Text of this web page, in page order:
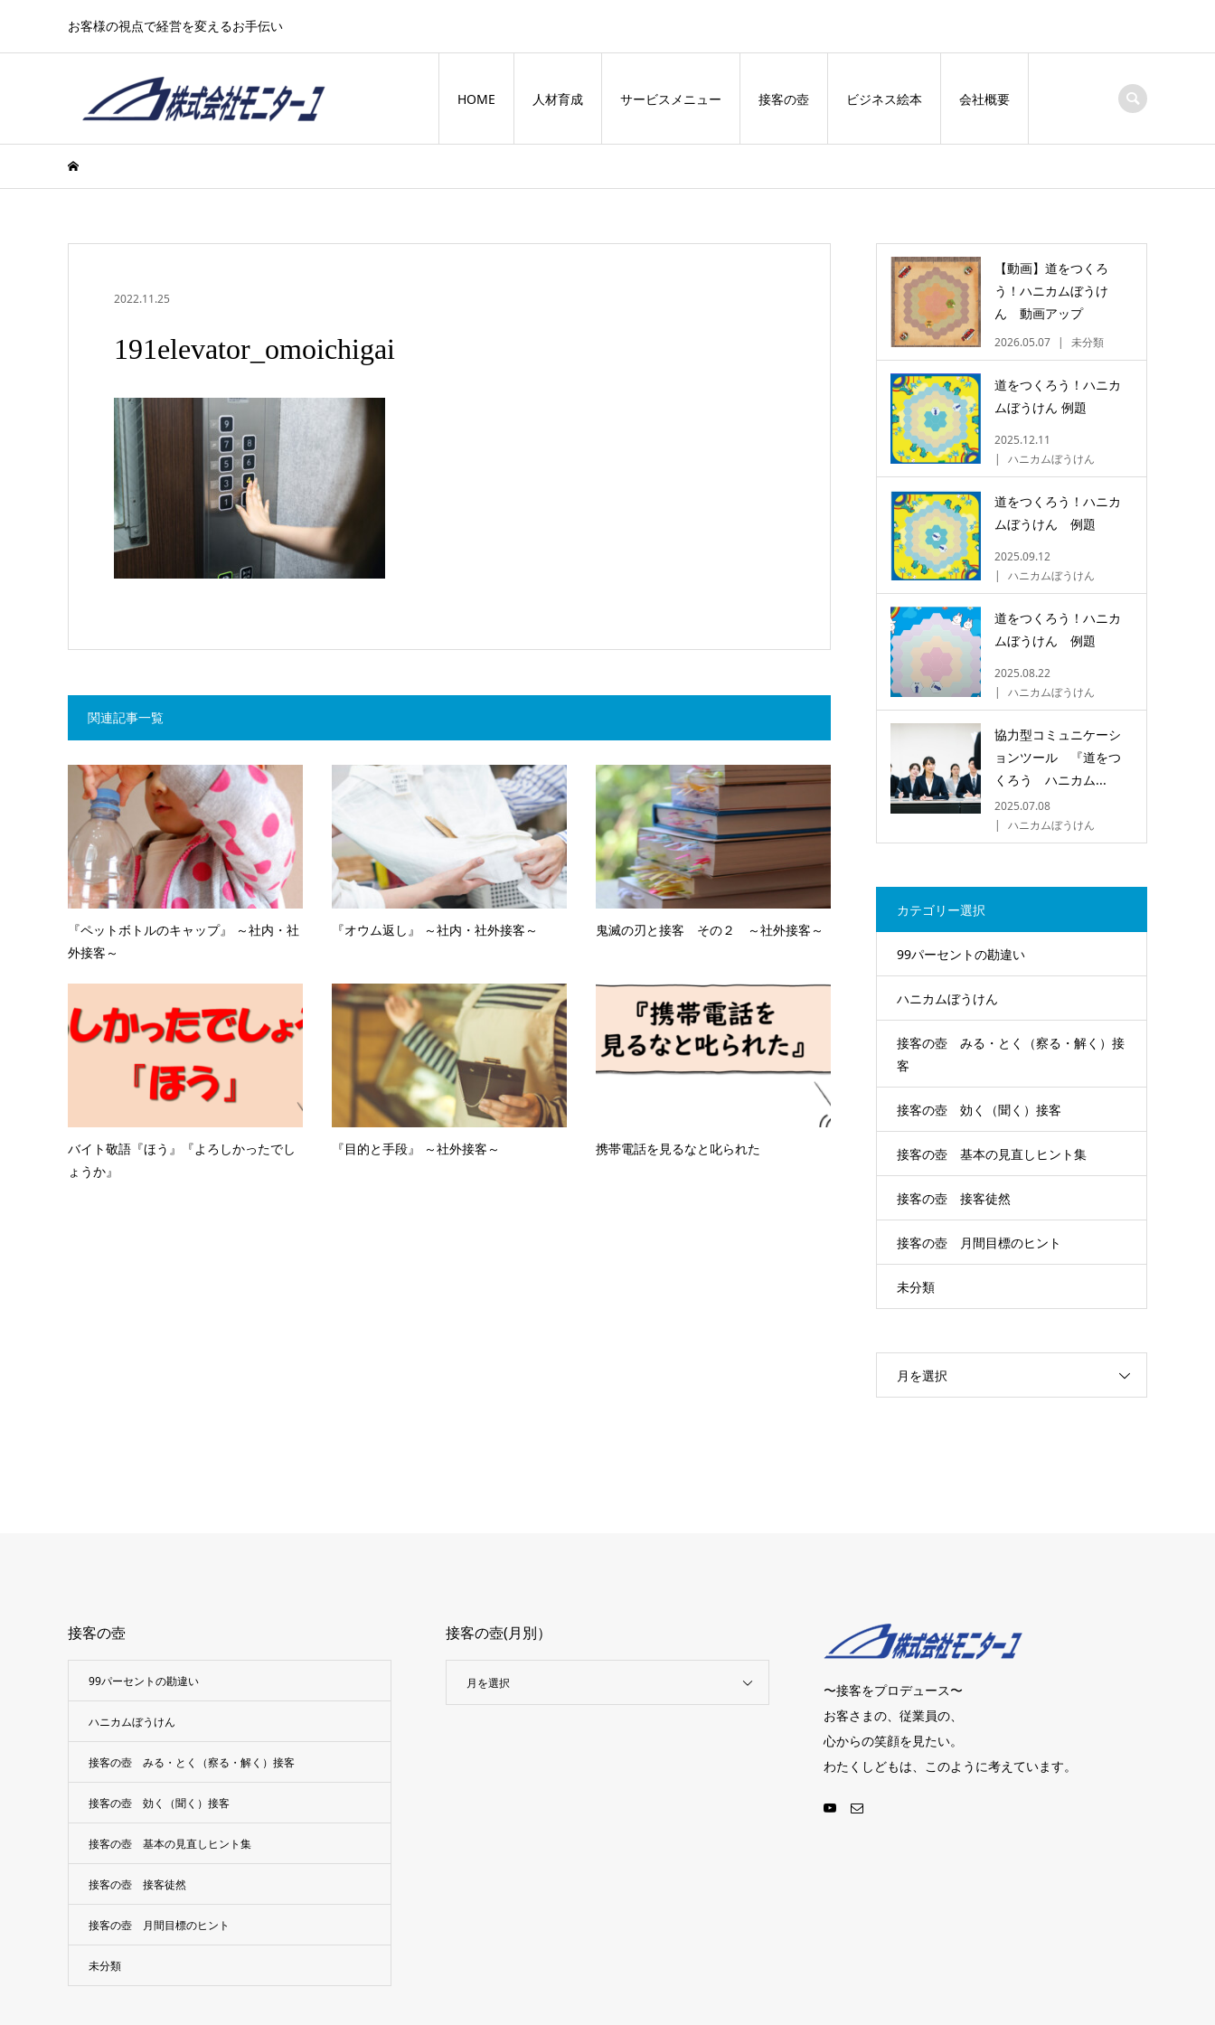
お客様の視点で経営を変えるお手伝い
HOME 人材育成 サービスメニュー 接客の壺 ビジネス絵本 会社概要
2022.11.25
191elevator_omoichigai
関連記事一覧
『ペットボトルのキャップ』 ～社内・社
外接客～
『オウム返し』 ～社内・社外接客～ 鬼滅の刃と接客 その２ ～社外接客～
バイト敬語『ほう』『よろしかったでし
ょうか』
『目的と手段』 ～社外接客～ 携帯電話を見るなと叱られた
【動画】道をつくろ
う！ハニカムぼうけ
ん 動画アップ
2026.05.07 未分類
道をつくろう！ハニカ
ムぼうけん 例題
2025.12.11
ハニカムぼうけん
道をつくろう！ハニカ
ムぼうけん 例題
2025.09.12
ハニカムぼうけん
道をつくろう！ハニカ
ムぼうけん 例題
2025.08.22
ハニカムぼうけん
協力型コミュニケーシ
ョンツール 『道をつ
くろう ハニカム...
2025.07.08
ハニカムぼうけん
カテゴリー選択
99パーセントの勘違い
ハニカムぼうけん
接客の壺 みる・とく（察る・解く）接
客
接客の壺 効く（聞く）接客
接客の壺 基本の見直しヒント集
接客の壺 接客徒然
接客の壺 月間目標のヒント
未分類
月を選択
接客の壺
99パーセントの勘違い
ハニカムぼうけん
接客の壺 みる・とく（察る・解く）接客
接客の壺 効く（聞く）接客
接客の壺 基本の見直しヒント集
接客の壺 接客徒然
接客の壺 月間目標のヒント
未分類
接客の壺(月別）
月を選択
〜接客をプロデュース〜
お客さまの、従業員の、
心からの笑顔を見たい。
わたくしどもは、このように考えています。